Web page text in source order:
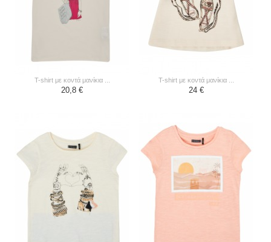
t-shirt με κοντά μανίκια ...
20,8 €
t-shirt με κοντά μανίκια ...
24 €